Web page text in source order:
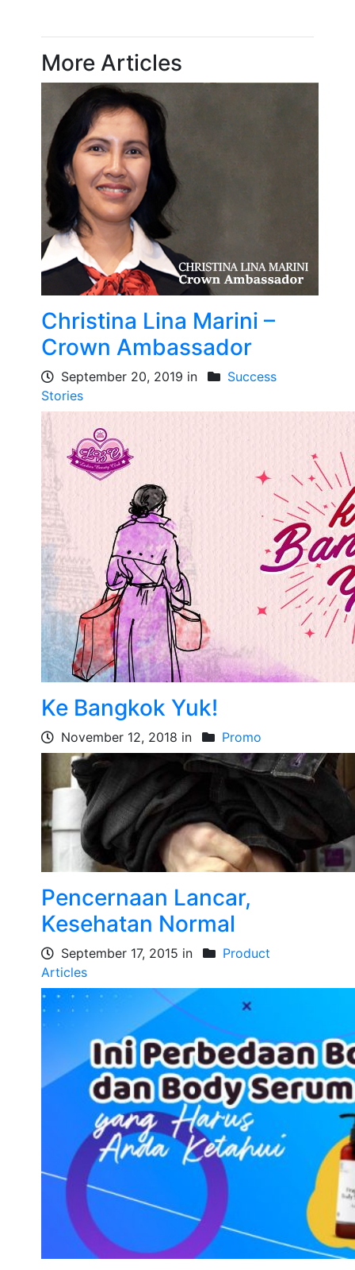
More Articles
Christina Lina Marini –
Crown Ambassador
September 20, 2019 in
Success
Stories
Ke Bangkok Yuk!
November 12, 2018 in Promo
Pencernaan Lancar,
Kesehatan Normal
September 17, 2015 in
Product
Articles